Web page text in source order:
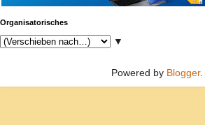
Organisatorisches
▼
Powered by Blogger.